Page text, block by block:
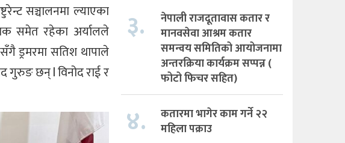
सञ्चालनमा ल्याएका
समेत रहेका अर्यालले
ड्रमरमा सतिश थापाले
गुरुङ छन् l विनोद राई र
३.
नेपाली राजदूतावास कतार र
मानवसेवा आश्रम कतार
समन्वय समितिको आयोजनामा
अन्तरक्रिया कार्यक्रम सप्पन्न (
फोटो फिचर सहित)
४.
कतारमा भागेर काम गर्ने २२
महिला पक्राउ